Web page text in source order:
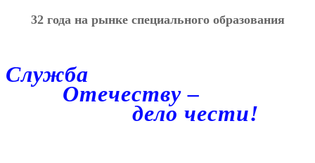
32 года на рынке специального образования
Служба
Отечеству –
дело чести!